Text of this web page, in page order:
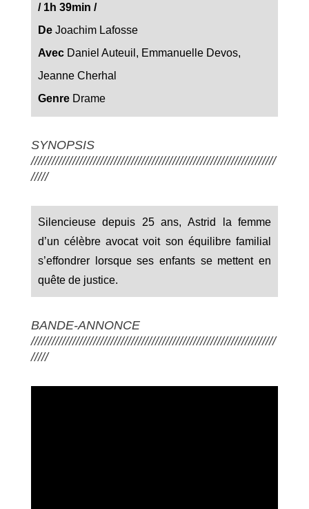
/1h 39min /
De Joachim Lafosse
AvecDaniel Auteuil, Emmanuelle Devos,
Jeanne Cherhal
GenreDrame
SYNOPSIS
///////////////////////////////////////////////////////////////////////
/////
Silencieuse depuis 25 ans, Astrid la femme
d’un célèbre avocat voit son équilibre familial
s’effondrer lorsque ses enfants se mettent en
quête de justice.
BANDE-ANNONCE
///////////////////////////////////////////////////////////////////////
/////